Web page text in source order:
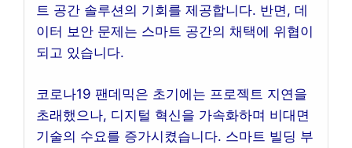
트 공간 솔루션의 기회를 제공합니다. 반면, 데
이터 보안 문제는 스마트 공간의 채택에 위협이
되고 있습니다.
코로나19 팬데믹은 초기에는 프로젝트 지연을
초래했으나, 디지털 혁신을 가속화하며 비대면
기술의 수요를 증가시켰습니다. 스마트 빌딩 부